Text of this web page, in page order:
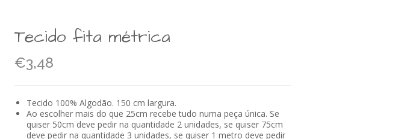
Tecido fita métrica
€3,48
Tecido 100% Algodão. 150 cm largura.
Ao escolher mais do que 25cm recebe tudo numa peça única. Se
quiser 50cm deve pedir na quantidade 2 unidades, se quiser 75cm
deve pedir na quantidade 3 unidades, se quiser 1 metro deve pedir